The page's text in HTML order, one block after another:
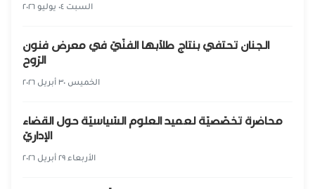
السبت ٠٤ يوليو ٢٠٢٦
الجنان تحتفي بنتاج طلّابها الفنّيّ في معرض فنون
الرّوح
الخميس ٣٠ أبريل ٢٠٢٦
محاضرة تخصّصيّة لعميد العلوم السّياسيّة حول القضاء
الإداريّ
الأربعاء ٢٩ أبريل ٢٠٢٦